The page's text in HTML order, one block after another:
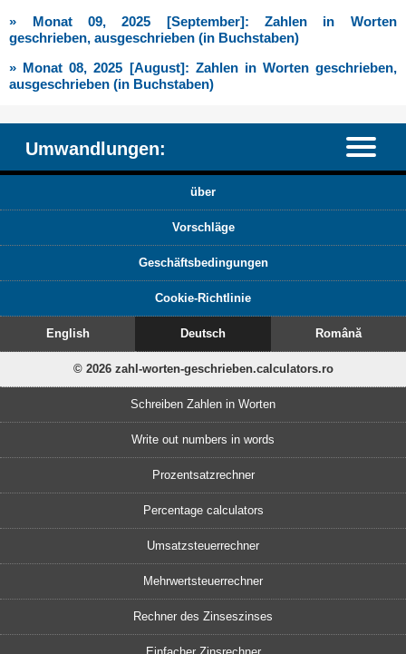
» Monat 09, 2025 [September]: Zahlen in Worten
geschrieben, ausgeschrieben (in Buchstaben)
» Monat 08, 2025 [August]: Zahlen in Worten geschrieben,
ausgeschrieben (in Buchstaben)
Umwandlungen:
über
Vorschläge
Geschäftsbedingungen
Cookie-Richtlinie
English Deutsch Română
© 2026 zahl-worten-geschrieben.calculators.ro
Schreiben Zahlen in Worten
Write out numbers in words
Prozentsatzrechner
Percentage calculators
Umsatzsteuerrechner
Mehrwertsteuerrechner
Rechner des Zinseszinses